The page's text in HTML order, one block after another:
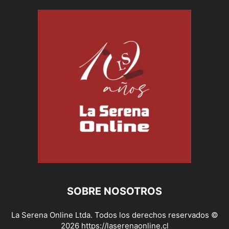
SOBRE NOSOTROS
La Serena Online Ltda. Todos los derechos reservados ©
2026 https://laserenaonline.cl